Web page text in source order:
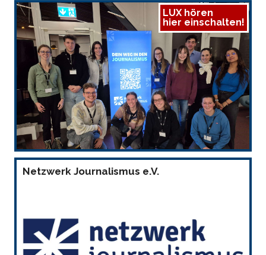
LUX hören
hier einschalten!
Netzwerk Journalismus e.V.